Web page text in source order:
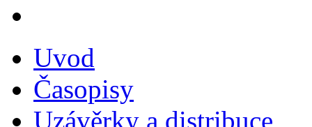
Uvod
Časopisy
Uzávěrky a distribuce